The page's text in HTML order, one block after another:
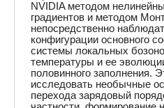
NVIDIA методом
градиентов и методом
непосредственно
конфигурации основного
системы локальных
температуры и ее
половинного заполнения.
исследовать необычные
перехода зарядовый